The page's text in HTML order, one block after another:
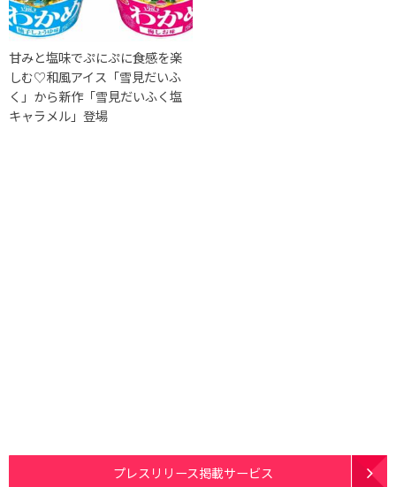
甘みと塩味でぷにぷに食感を楽
しむ♡和風アイス「雪見だいふ
く」から新作「雪見だいふく塩
キャラメル」登場
プレスリリース掲載サービス